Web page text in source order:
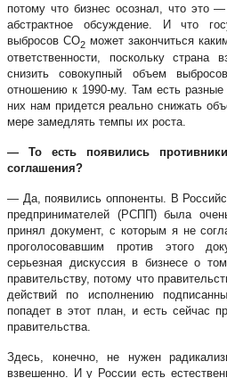
потому что бизнес осознал, что это
абстрактное обсуждение. И что
выбросов СО2 может закончиться
ответственности, поскольку страна
снизить совокупный объем
отношению к 1990-му. Там есть
них нам придется реально снижать
мере замедлять темпы их роста.
— То есть появились
соглашения?
— Да, появились оппоненты. В
предпринимателей (РСПП) была
принял документ, с которым я не
проголосовавшим против этого
серьезная дискуссия в бизнесе о
правительству, потому что
действий по исполнению
попадет в этот план, и есть сейчас
правительства.
Здесь, конечно, не нужен
взвешенно. И у России есть